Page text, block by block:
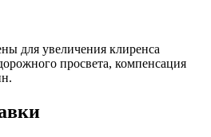
для увеличения клиренса
просвета, компенсация